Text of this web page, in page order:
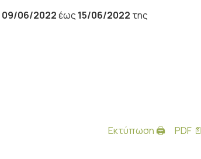
09/06/2022έως 15/06/2022 της
Εκτύπωση 🖨 PDF 📄